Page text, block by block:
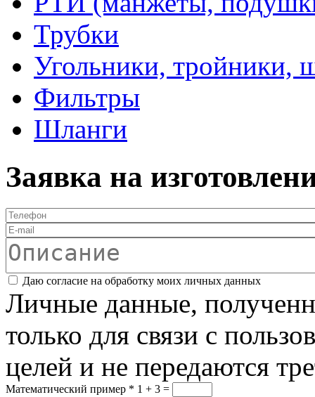
Трубки
Угольники, тройники,
Фильтры
Шланги
Заявка на
Телефон
E-mail
Описание
Соглашение*
Даю согласие на обработку моих личных данных
Личные данные,
только для связи с
целей и не передаются
Математический пример * 1 + 3 =